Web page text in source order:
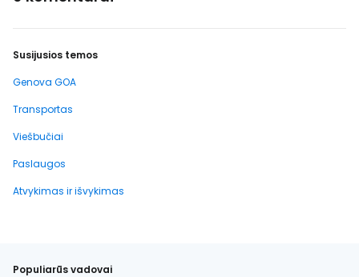
Susijusios temos
Genova GOA
Transportas
Viešbučiai
Paslaugos
Atvykimas ir išvykimas
Populiarūs vadovai